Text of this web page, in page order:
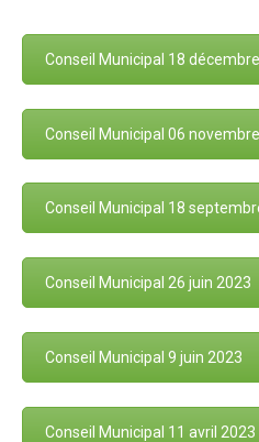
Conseil Municipal 18
Conseil Municipal 06
Conseil Municipal 18
Conseil Municipal 26 juin 2023
Conseil Municipal 9 juin 2023
Conseil Municipal 11 avril 2023